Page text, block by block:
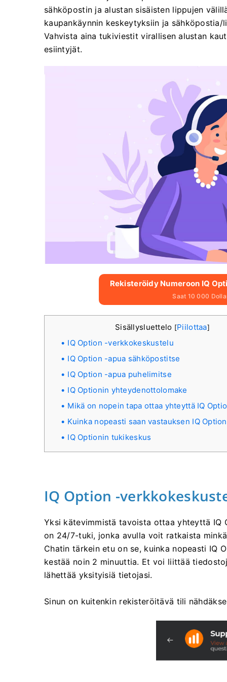
sähköpostin ja alustan sisäisten lippujen
kaupankäynnin keskeytyksiin ja
Vahvista aina tukiviestit virallisen alustan
esiintyjät.
Rekisteröidy Numeroon IQ
Saat 10 000
Sisällysluettelo [Piilottaa]
IQ Option -verkkokeskustelu
IQ Option -apua sähköpostitse
IQ Option -apua puhelimitse
IQ Optionin yhteydenottolomake
Mikä on nopein tapa ottaa yhteyttä IQ
Kuinka nopeasti saan vastauksen IQ
IQ Optionin tukikeskus
IQ Option -
Yksi kätevimmistä tavoista ottaa yhteyttä
on 24/7-tuki, jonka avulla voit ratkaista
Chatin tärkein etu on se, kuinka nopeasti IQ
kestää noin 2 minuuttia. Et voi liittää
lähettää yksityisiä tietojasi.
Sinun on kuitenkin rekisteröitävä tili